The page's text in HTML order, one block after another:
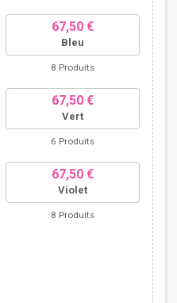
67,50 €
Bleu
8 Produits
67,50 €
Vert
6 Produits
67,50 €
Violet
8 Produits